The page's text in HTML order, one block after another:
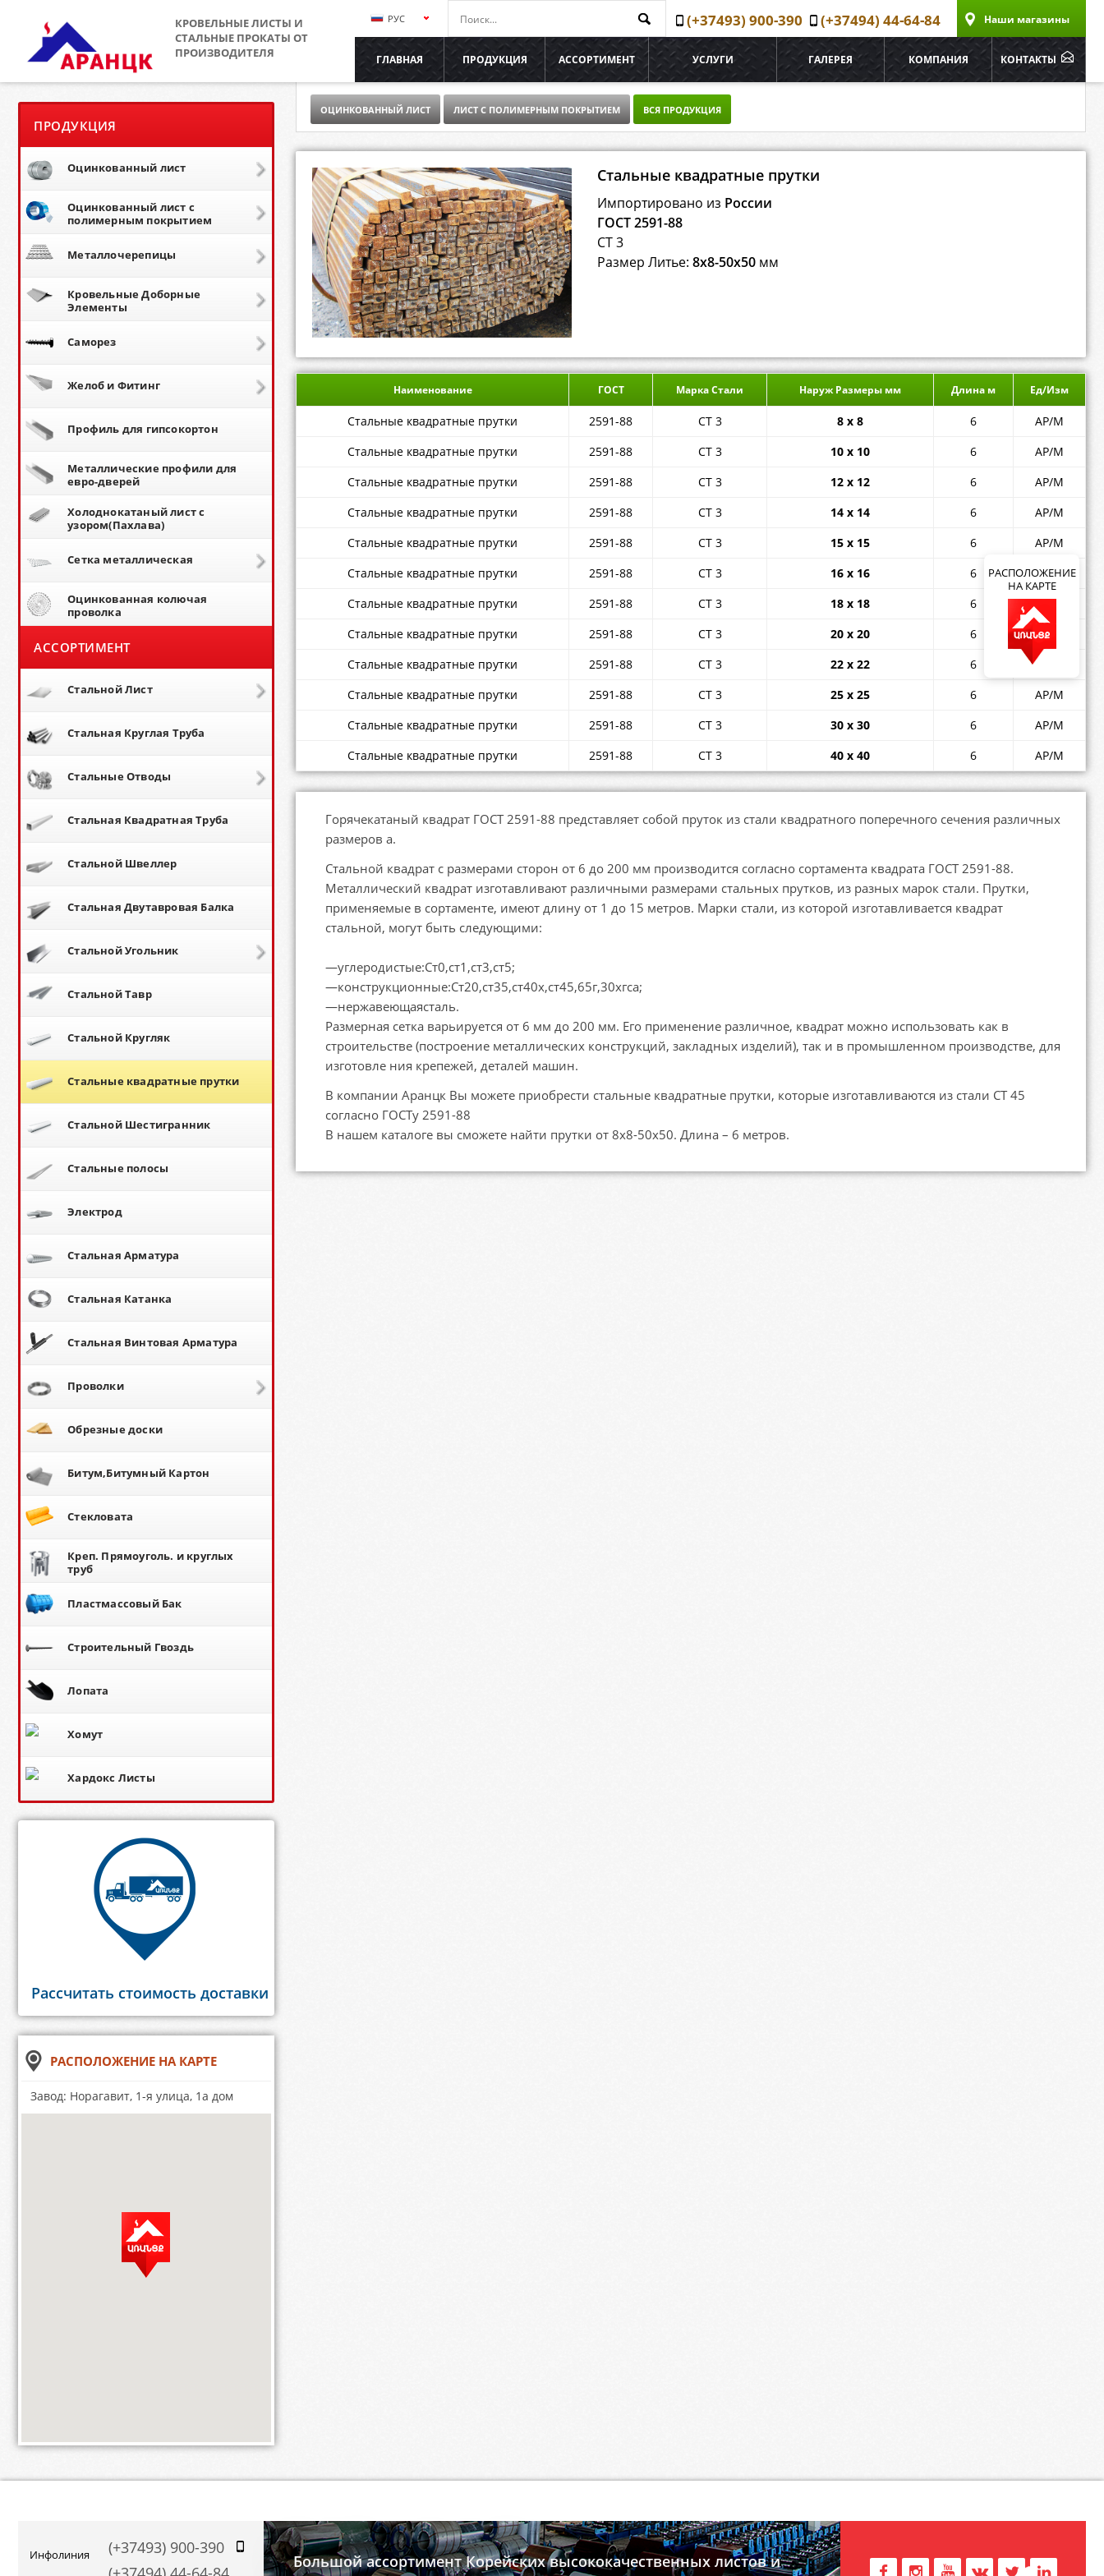
КРОВЕЛЬНЫЕ ЛИСТЫ И
СТАЛЬНЫЕ ПРОКАТЫ ОТ
ПРОИЗВОДИТЕЛЯ
РУС
ՀԱՅ
(+37493) 900-390 (+37494) 44-64-84 Наши магазины
ГЛАВНАЯ ПРОДУКЦИЯ АССОРТИМЕНТ УСЛУГИ ГАЛЕРЕЯ КОМПАНИЯ КОНТАКТЫ
ПРОДУКЦИЯ
Оцинкованный лист
Оцинкованный лист с
полимерным покрытием
Металлочерепицы
Кровельные Доборные
Элементы
Саморез
Желоб и Фитинг
Профиль для гипсокортон
Металлические профили для
евро-дверей
Холоднокатаный лист с
узором(Пахлава)
Сетка металлическая
Оцинкованная колючая
проволка
АССОРТИМЕНТ
Стальной Лист
Стальная Круглая Труба
Стальные Отводы
Стальная Квадратная Труба
Стальной Швеллер
Стальная Двутавровая Балка
Стальной Угольник
Стальной Тавр
Стальной Кругляк
Стальные квадратные прутки
Стальной Шестигранник
Стальные полосы
Электрод
Стальная Арматура
Стальная Катанка
Стальная Винтовая Арматура
Проволки
Обрезные доски
Битум,Битумный Картон
Стекловата
Креп. Прямоуголь. и круглых
труб
Пластмассовый Бак
Строительный Гвоздь
Лопата
Хомут
Хардокс Листы
Рассчитать стоимость доставки
РАСПОЛОЖЕНИЕ НА КАРТЕ
Завод: Норагавит, 1-я улица, 1а дом
ОЦИНКОВАННЫЙ ЛИСТ ЛИСТ С ПОЛИМЕРНЫМ ПОКРЫТИЕМ ВСЯ ПРОДУКЦИЯ
Стальные квадратные прутки
Импортировано из России
ГОСТ 2591-88
СТ 3
Размер Литье: 8x8-50x50мм
Наименование ГОСТ Марка Стали Наруж Размеры мм Длина м Ед/Изм
Стальные квадратные прутки 2591-88 СТ 3 8 x 8 6
АР/М
Стальные квадратные прутки
2591-88 СТ 3 10 x 10 6
АР/М
Стальные квадратные прутки
2591-88 СТ 3 12 x 12 6
АР/М
Стальные квадратные прутки
2591-88 СТ 3 14 x 14 6
АР/М
Стальные квадратные прутки
2591-88 СТ 3 15 x 15 6
АР/М
Стальные квадратные прутки
2591-88 СТ 3 16 x 16 6
АР/М
Стальные квадратные прутки
2591-88 СТ 3 18 x 18 6
АР/М
Стальные квадратные прутки
2591-88 СТ 3 20 х 20 6
АР/М
Стальные квадратные прутки
2591-88 СТ 3 22 х 22 6
АР/М
Стальные квадратные прутки
2591-88 СТ 3 25 х 25 6
АР/М
Стальные квадратные прутки
2591-88 СТ 3 30 x 30 6
АР/М
Стальные квадратные прутки
2591-88 СТ 3 40 x 40 6 АР/М
Горячекатаный квадрат ГОСТ 2591-88 представляет собой пруток из стали квадратного поперечного сечения различных
размеров а.
Стальной квадрат с размерами сторон от 6 до 200 мм производится согласно сортамента квадрата ГОСТ 2591-88.
Металлический квадрат изготавливают различными размерами стальных прутков, из разных марок стали. Прутки,
применяемые в сортаменте, имеют длину от 1 до 15 метров. Марки стали, из которой изготавливается квадрат
стальной, могут быть следующими:
—углеродистые:Ст0,ст1,ст3,ст5;
—конструкционные:Ст20,ст35,ст40х,ст45,65г,30хгса;
—нержавеющаясталь.
Размерная сетка варьируется от 6 мм до 200 мм. Его применение различное, квадрат можно использовать как в
строительстве (построение металлических конструкций, закладных изделий), так и в промышленном производстве, для
изготовле ния крепежей, деталей машин.
В компании Аранцк Вы можете приобрести стальные квадратные прутки, которые изготавливаются из стали СТ 45
согласно ГОСТу 2591-88
В нашем каталоге вы сможете найти прутки от 8x8-50x50. Длина – 6 метров.
Инфолиния
(+37493) 900-390
Большой ассортимент Корейских высококачественных листов и
РАСПОЛОЖЕНИЕ
НА КАРТЕ